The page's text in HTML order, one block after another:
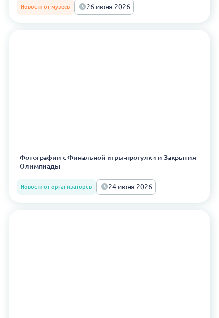
Новости от музеев 26 июня 2026
Фотографии с Финальной игры-прогулки и Закрытия
Олимпиады
Новости от организаторов 24 июня 2026